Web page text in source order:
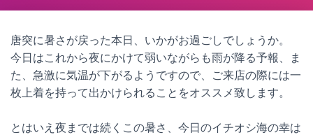
唐突に暑さが戻った本日、いかがお過ごしでしょうか。
今日はこれから夜にかけて弱いながらも雨が降る予報、ま
た、急激に気温が下がるようですので、ご来店の際には一
枚上着を持って出かけられることをオススメ致します。
とはいえ夜までは続くこの暑さ、今日のイチオシ海の幸は